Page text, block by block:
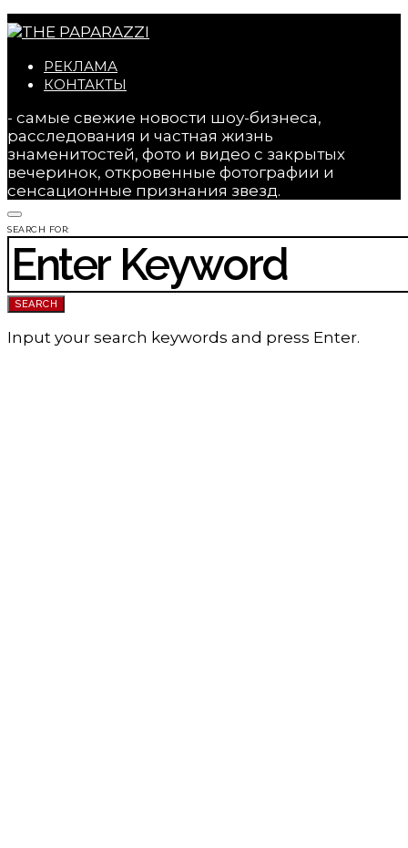
РЕКЛАМА
КОНТАКТЫ
- самые свежие новости шоу-бизнеса,
расследования и частная жизнь
знаменитостей, фото и видео с закрытых
вечеринок, откровенные фотографии и
сенсационные признания звезд.
SEARCH FOR:
SEARCH
Input your search keywords and press Enter.